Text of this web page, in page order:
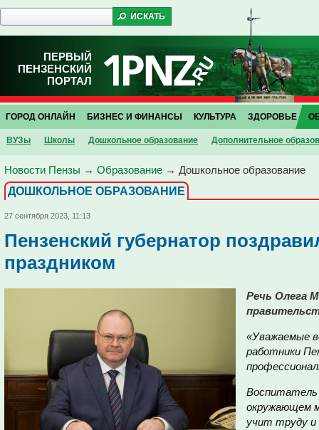
ПЕРВЫЙ
ПЕНЗЕНСКИЙ
ПОРТАЛ
ГОРОД ОНЛАЙН БИЗНЕС И ФИНАНСЫ КУЛЬТУРА ЗДОРОВЬЕ
ВУЗы Школы Дошкольное образование Дополнительное
Новости Пензы → Образование → Дошкольное образование
ДОШКОЛЬНОЕ ОБРАЗОВАНИЕ
27 сентября 2023, 11:13
Пензенский губернатор
праздником
Речь Олега
«Уважаемые
работники
Воспитатель
окружающем
учит труду и